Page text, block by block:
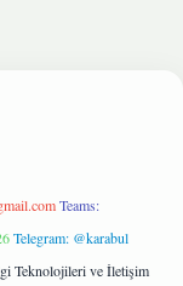
Teams:
Telegram: @karabul
Teknolojileri ve İletişim